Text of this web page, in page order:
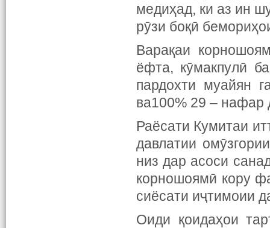
медиҳад, ки аз ин
рӯзи боқӣ
Варақаи
ёфта, кӯмакпулӣ
пардохти муайян
ва100% 29 – нафар
Раёсати Кумитаи
давлатии
низ дар асоси
корношоямӣ кору
сиёсати иҷтимоии
Оиди қоидаҳои